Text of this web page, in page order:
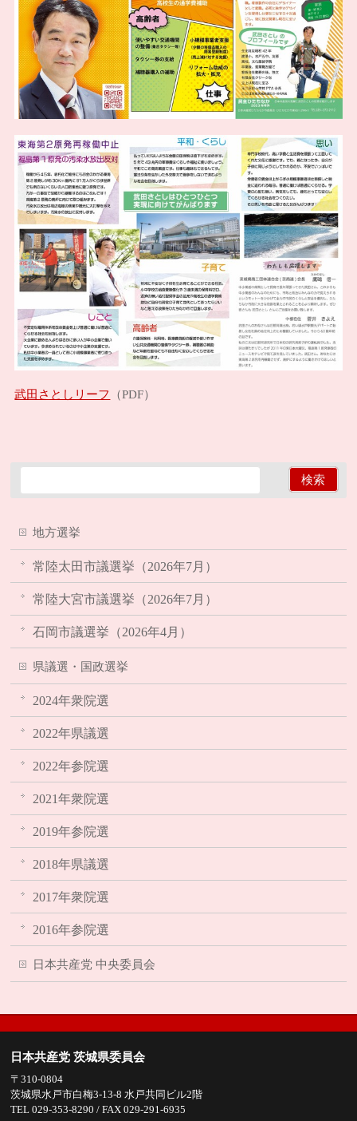
武田さとしリーフ （PDF）
地方選挙
常陸太田市議選挙（2026年7月）
常陸大宮市議選挙（2026年7月）
石岡市議選挙（2026年4月）
県議選・国政選挙
2024年衆院選
2022年県議選
2022年参院選
2021年衆院選
2019年参院選
2018年県議選
2017年衆院選
2016年参院選
日本共産党 中央委員会
日本共産党 茨城県委員会
〒310-0804
茨城県水戸市白梅3-13-8 水戸共同ビル2階
TEL 029-353-8290 / FAX 029-291-6935